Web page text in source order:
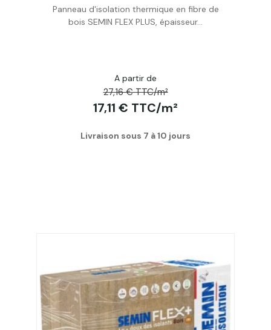
Panneau d'isolation thermique en fibre de
bois SEMIN FLEX PLUS, épaisseur...
A partir de
27,16 € TTC/m²
17,11 € TTC/m²
Livraison sous 7 à 10 jours